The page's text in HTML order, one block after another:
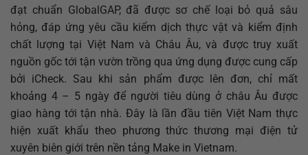
đạt chuẩn GlobalGAP, đã được sơ chế loại bỏ quả sâu
hỏng, đáp ứng yêu cầu kiểm dịch thực vật và kiểm định
chất lượng tại Việt Nam và Châu Âu, và được truy xuất
nguồn gốc tới tận vườn trồng qua ứng dụng được cung cấp
bởi iCheck. Sau khi sản phẩm được lên đơn, chỉ mất
khoảng 4 – 5 ngày để người tiêu dùng ở châu Âu được
giao hàng tới tận nhà. Đây là lần đầu tiên Việt Nam thực
hiện xuất khẩu theo phương thức thương mại điện tử
xuyên biên giới trên nền tảng Make in Vietnam.